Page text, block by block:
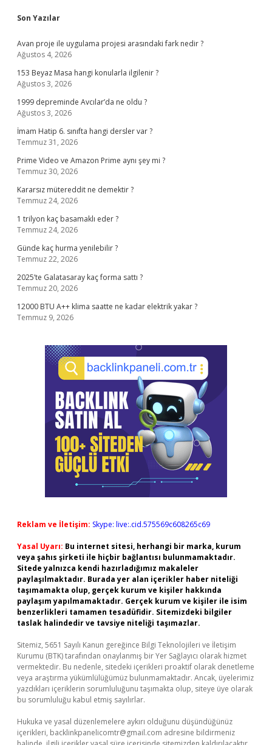
Sidebar
Son Yazılar
Avan proje ile uygulama projesi arasındaki fark nedir ?
Ağustos 4, 2026
153 Beyaz Masa hangi konularla ilgilenir ?
Ağustos 3, 2026
1999 depreminde Avcılar’da ne oldu ?
Ağustos 3, 2026
İmam Hatip 6. sınıfta hangi dersler var ?
Temmuz 31, 2026
Prime Video ve Amazon Prime aynı şey mi ?
Temmuz 30, 2026
Kararsız mütereddit ne demektir ?
Temmuz 24, 2026
1 trilyon kaç basamaklı eder ?
Temmuz 24, 2026
Günde kaç hurma yenilebilir ?
Temmuz 22, 2026
2025’te Galatasaray kaç forma sattı ?
Temmuz 20, 2026
12000 BTU A++ klima saatte ne kadar elektrik yakar ?
Temmuz 9, 2026
Reklam ve İletişim: Skype: live:.cid.575569c608265c69
Yasal Uyarı: Bu internet sitesi, herhangi bir marka, kurum
veya şahıs şirketi ile hiçbir bağlantısı bulunmamaktadır.
Sitede yalnızca kendi hazırladığımız makaleler
paylaşılmaktadır. Burada yer alan içerikler haber niteliği
taşımamakta olup, gerçek kurum ve kişiler hakkında
paylaşım yapılmamaktadır. Gerçek kurum ve kişiler ile isim
benzerlikleri tamamen tesadüfidir. Sitemizdeki bilgiler
taslak halindedir ve tavsiye niteliği taşımazlar.
Sitemiz, 5651 Sayılı Kanun gereğince Bilgi Teknolojileri ve İletişim
Kurumu (BTK) tarafından onaylanmış bir Yer Sağlayıcı olarak hizmet
vermektedir. Bu nedenle, sitedeki içerikleri proaktif olarak denetleme
veya araştırma yükümlülüğümüz bulunmamaktadır. Ancak, üyelerimiz
yazdıkları içeriklerin sorumluluğunu taşımakta olup, siteye üye olarak
bu sorumluluğu kabul etmiş sayılırlar.
Hukuka ve yasal düzenlemelere aykırı olduğunu düşündüğünüz
içerikleri, backlinkpanelicomtr@gmail.com adresine bildirmeniz